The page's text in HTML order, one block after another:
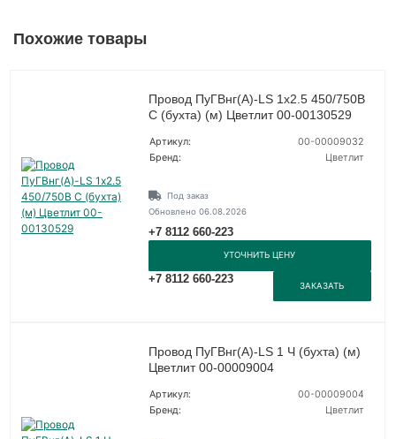
Похожие товары
Провод ПуГВнг(А)-LS 1х2.5 450/750В
С (бухта) (м) Цветлит 00-00130529
Артикул:
00-00009032
Бренд:
Цветлит
Под заказ
Обновлено 06.08.2026
+7 8112 660-223
УТОЧНИТЬ ЦЕНУ
+7 8112 660-223
ЗАКАЗАТЬ
Провод ПуГВнг(А)-LS 1 Ч (бухта) (м)
Цветлит 00-00009004
Артикул:
00-00009004
Бренд:
Цветлит